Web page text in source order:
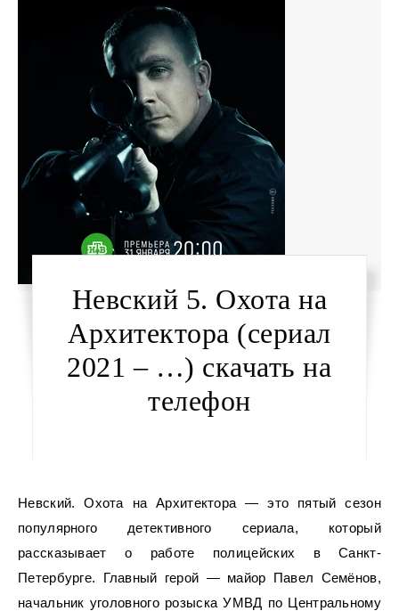
Невский 5. Охота на
Архитектора (сериал
2021 – …) скачать на
телефон
Невский. Охота на Архитектора — это пятый сезон
популярного детективного сериала, который
рассказывает о работе полицейских в Санкт-
Петербурге. Главный герой — майор Павел Семёнов,
начальник уголовного розыска УМВД по Центральному